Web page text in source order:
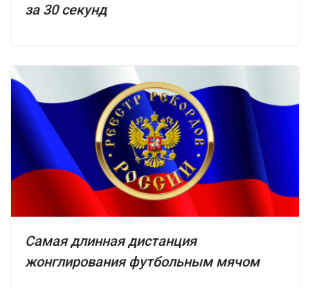
за 30 секунд
Самая длинная дистанция
жонглирования футбольным мячом